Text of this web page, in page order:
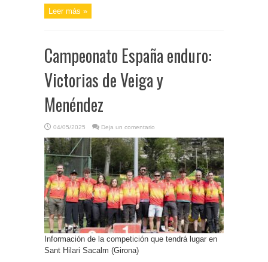
Leer más »
Campeonato España enduro:
Victorias de Veiga y
Menéndez
04/05/2025 Deja un comentario
Información de la competición que tendrá lugar en
Sant Hilari Sacalm (Girona)